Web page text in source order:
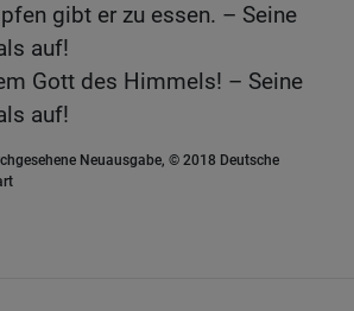
gibt er zu essen. – Seine
auf!
Gott des Himmels! – Seine
auf!
Neuausgabe, © 2018 Deutsche